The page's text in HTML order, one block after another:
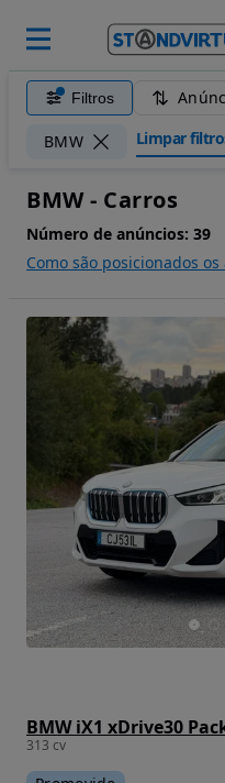
Filtros
BMW Limpar
BMW - Carros
Número de anúncios: 39
Como são posicionados os
BMW iX1 xDrive30
313 cv